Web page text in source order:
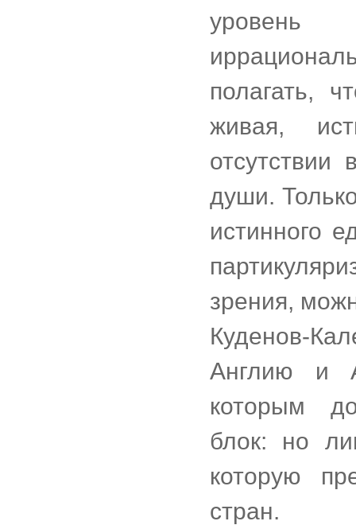
уровень
полагать,
живая,
отсутствии
души.
истинного
зрения,
Куденов-
Англию и
которым
блок: но
которую
стран.